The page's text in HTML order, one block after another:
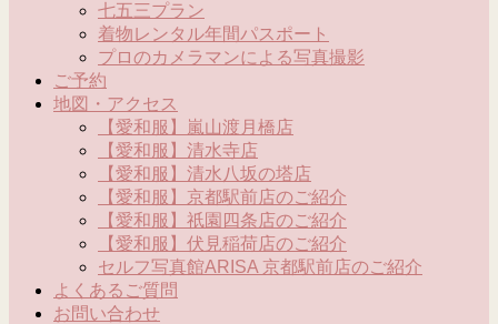
七五三プラン
着物レンタル年間パスポート
プロのカメラマンによる写真撮影
ご予約
地図・アクセス
【愛和服】嵐山渡月橋店
【愛和服】清水寺店
【愛和服】清水八坂の塔店
【愛和服】京都駅前店のご紹介
【愛和服】祇園四条店のご紹介
【愛和服】伏見稲荷店のご紹介
セルフ写真館ARISA 京都駅前店のご紹介
よくあるご質問
お問い合わせ